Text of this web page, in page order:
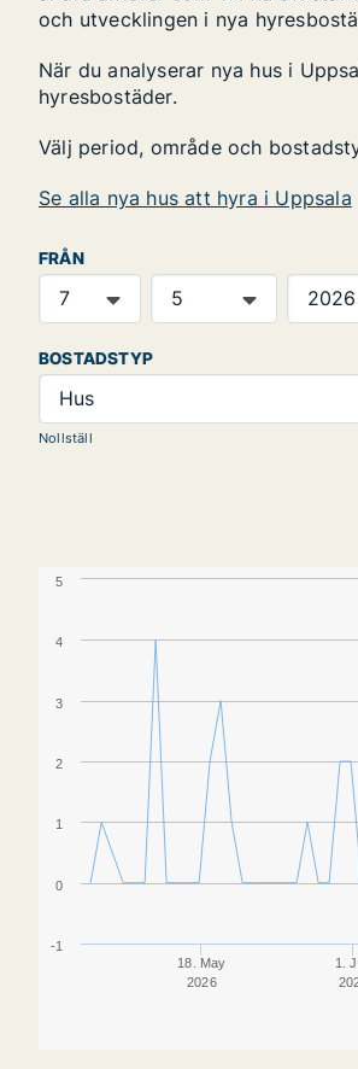
och utvecklingen i nya
När du analyserar nya hus i
hyresbostäder.
Välj period, område och
Se alla nya hus att hyra i Uppsala
FRÅN
BOSTADSTYP
Hus
Nollställ
18. May
2026
1.
-1
0
1
2
3
4
5